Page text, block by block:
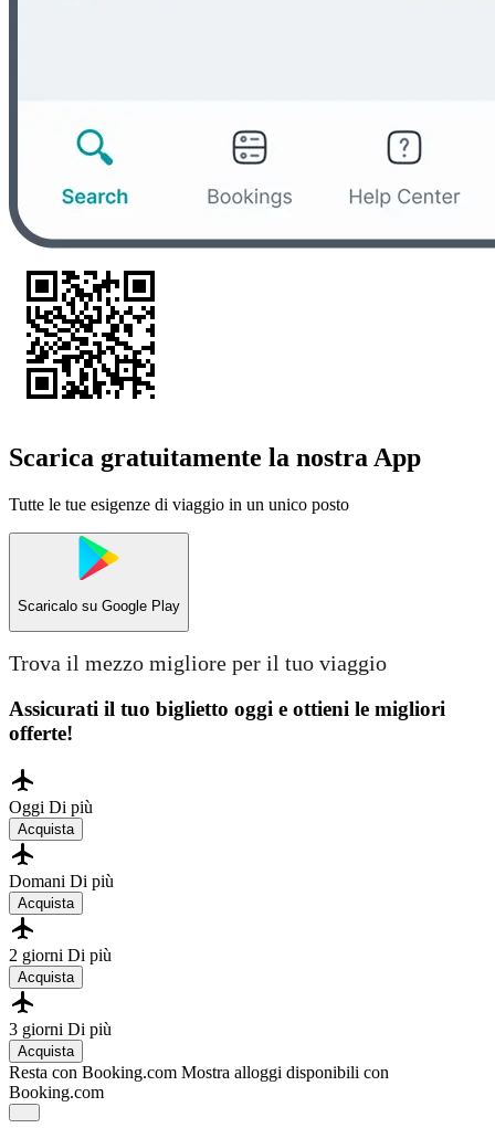
Scarica gratuitamente la nostra App
Tutte le tue esigenze di viaggio in un unico posto
Scaricalo su Google Play
Trova il mezzo migliore per il tuo viaggio
Assicurati il ​​tuo biglietto oggi e ottieni le migliori
offerte!
Oggi Di più
Acquista
Domani Di più
Acquista
2 giorni Di più
Acquista
3 giorni Di più
Acquista
Resta con Booking.com Mostra alloggi disponibili con
Booking.com